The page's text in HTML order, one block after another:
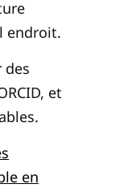
endroit.
des
et
en